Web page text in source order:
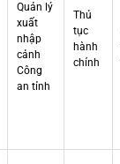
Quản lý
xuất
nhập
cảnh
Công
an tỉnh
Thủ
tục
hành
chính